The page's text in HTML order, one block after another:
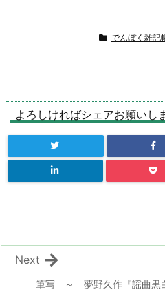
でんぼく雑記
よろしければシェアお願いし
筆写 ～ 夢野久作『謡曲黒
Next